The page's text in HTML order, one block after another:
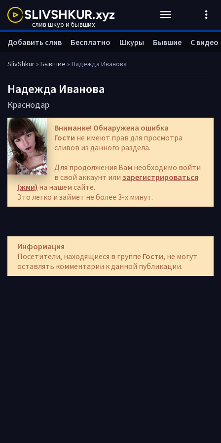
SlivShkur» Бывшие » Надежда Иванова
Надежда Иванова
Краснодар
Внимание! Обнаружена ошибка
Гости не имеют прав для просмотра
сливов из данного раздела.
Для продолжения Вам необходимо войти
в свой аккаунт или зарегистрироваться
(жми) на нашем сайте.
Это легко и займет не более 3-х минут.
Информация
Посетители, находящиеся в группе Гости, не могут
оставлять комментарии к данной публикации.
Добавить слив Бесплатно Шкуры Бывшие С видео